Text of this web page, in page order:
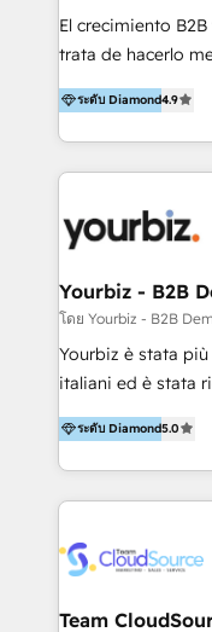
El crecimiento
trata de hacerlo mejor. Los costos de
suben, el retorno
saturados de
resultados. Seguir creciendo sin datos claros, sin
alineación y sin
Growth, la forma de
Lookers
sostenible,
datos e
acción tenga impacto
tu funnel completo
otros no ven y
Desde 2015, más
resultados
y tomar
ระดับ Diamond4.9
Yourbiz - B2B
โดย Yourbiz - B2B
Yourbiz è stata
italiani ed è stata
migliori partner
Stiamo
digitalizzazione e
marketing e vendita. Il nostro metodo DAM
mappatura dei
HubSpot come
ระดับ Diamond5.0
Team